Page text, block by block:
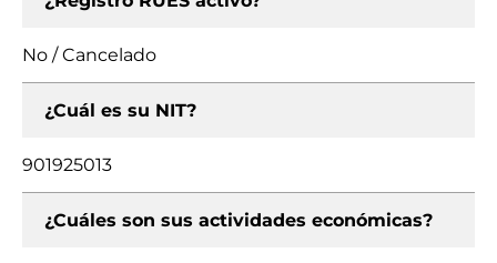
No / Cancelado
¿Cuál es su NIT?
901925013
¿Cuáles son sus actividades económicas?